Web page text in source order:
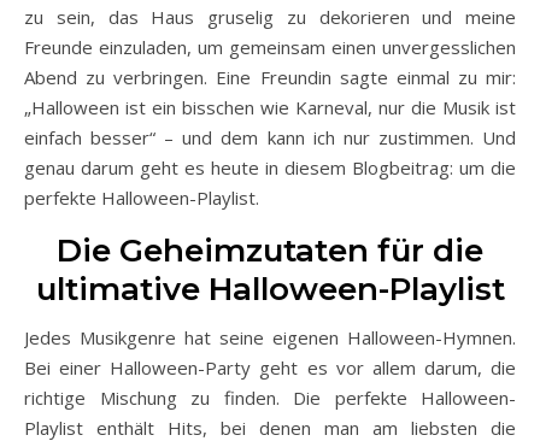
zu sein, das Haus gruselig zu dekorieren und meine
Freunde einzuladen, um gemeinsam einen unvergesslichen
Abend zu verbringen. Eine Freundin sagte einmal zu mir:
„Halloween ist ein bisschen wie Karneval, nur die Musik ist
einfach besser“ – und dem kann ich nur zustimmen. Und
genau darum geht es heute in diesem Blogbeitrag: um die
perfekte Halloween-Playlist.
Die Geheimzutaten für die
ultimative Halloween-Playlist
Jedes Musikgenre hat seine eigenen Halloween-Hymnen.
Bei einer Halloween-Party geht es vor allem darum, die
richtige Mischung zu finden. Die perfekte Halloween-
Playlist enthält Hits, bei denen man am liebsten die